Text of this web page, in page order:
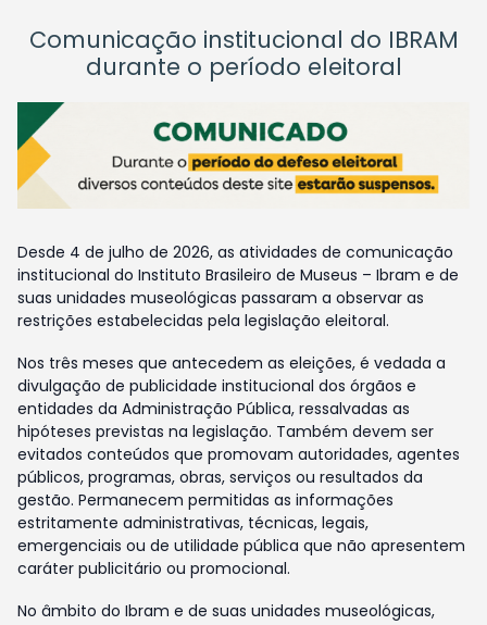
Comunicação institucional do IBRAM
durante o período eleitoral
Desde 4 de julho de 2026, as atividades de comunicação
institucional do Instituto Brasileiro de Museus – Ibram e de
suas unidades museológicas passaram a observar as
restrições estabelecidas pela legislação eleitoral.
Nos três meses que antecedem as eleições, é vedada a
divulgação de publicidade institucional dos órgãos e
entidades da Administração Pública, ressalvadas as
hipóteses previstas na legislação. Também devem ser
evitados conteúdos que promovam autoridades, agentes
públicos, programas, obras, serviços ou resultados da
gestão. Permanecem permitidas as informações
estritamente administrativas, técnicas, legais,
emergenciais ou de utilidade pública que não apresentem
caráter publicitário ou promocional.
No âmbito do Ibram e de suas unidades museológicas,